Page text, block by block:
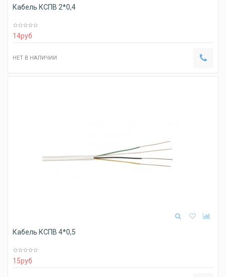
Кабель КСПВ 2*0,4
14руб
НЕТ В НАЛИЧИИ
Кабель КСПВ 4*0,5
15руб